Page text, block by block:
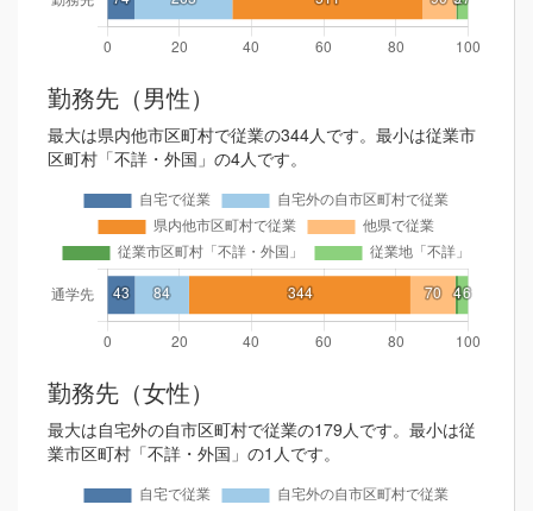
勤務先（男性）
最大は県内他市区町村で従業の344人です。最小は従業市
区町村「不詳・外国」の4人です。
勤務先（女性）
最大は自宅外の自市区町村で従業の179人です。最小は従
業市区町村「不詳・外国」の1人です。